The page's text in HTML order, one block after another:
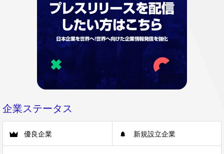
企業ステータス
優良企業 新規設立企業